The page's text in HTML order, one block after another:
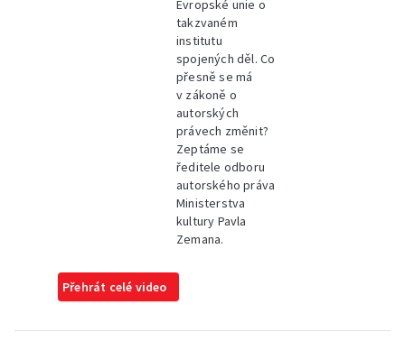
Evropské unie o
takzvaném
institutu
spojených děl. Co
přesně se má
v zákoně o
autorských
právech změnit?
Zeptáme se
ředitele odboru
autorského práva
Ministerstva
kultury Pavla
Zemana.
Přehrát celé video